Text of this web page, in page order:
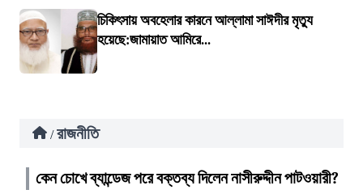
চিকিৎসায় অবহেলার কারনে আল্লামা সাঈদীর মৃত্যু
হয়েছে:জামায়াত আমিরে...
/ রাজনীতি
কেন চোখে ব্যান্ডেজ পরে বক্তব্য দিলেন নাসীরুদ্দীন পাটওয়ারী?